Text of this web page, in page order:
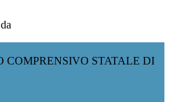
COMPRENSIVO STATALE DI